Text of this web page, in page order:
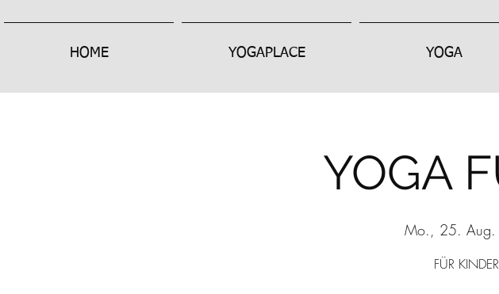
HOME YOGAPLACE YOGA
YOGA
Mo., 25. Aug.
FÜR